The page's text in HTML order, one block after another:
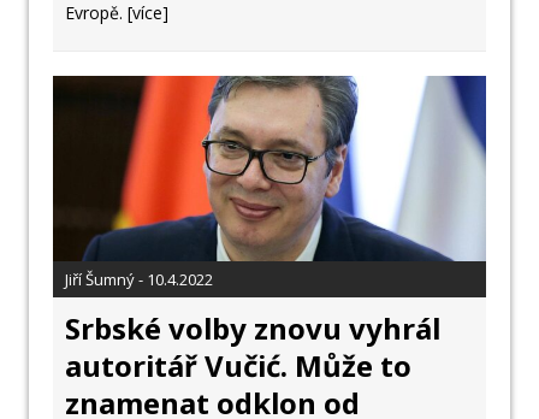
Evropě. [více]
Jiří Šumný - 10.4.2022
Srbské volby znovu vyhrál
autoritář Vučić. Může to
znamenat odklon od